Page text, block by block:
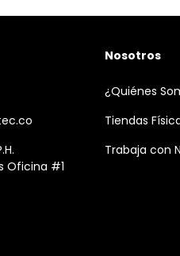
Oficina #1
Nosotros
¿Quiénes
Tiendas
Trabaja con